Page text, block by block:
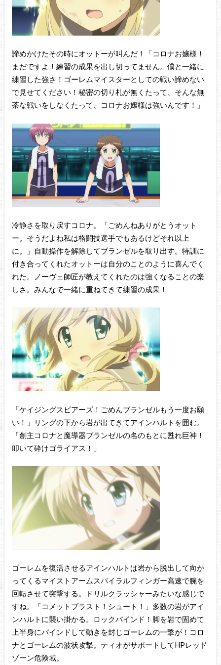
諦めかけたその時にオットーが叫んだ！「コロナお嬢様！
まだですよ！練習の成果を出し切ってません。僕と一緒に
練習した強さ！ゴーレムマイスターとしての戦い諦めない
で見せてください！秘密の切り札が無くたって、そんな無
茶な戦いをしなくたって、コロナお嬢様は強いんです！」
冷静さを取り戻すコロナ。「ごめんねありがとうオット
ー。そうだよね私は格闘技選手でもあるけどそれ以上
に。」自動操作を解除してブランゼルを取り出す。特訓に
付き合ってくれたオットーは自分のことのように喜んでく
れた。ノーヴェ師匠が教えてくれたのは強くなることの楽
しさ。みんなで一緒に重ねてきて練習の成果！
「ケイジングスピアーズ！ごめんブランゼルもう一度お願
い！」リングの下から岩が出てきてアインハルトを囲む。
「創主コロナと魔導器ブランゼルの名のもとに甦れ巨神！
叩いて砕けゴライアス！」
ゴーレムを復活させるアインハルトは岩から脱出して向か
ってくるマイストアームスパイラルフィンガー高速で腕を
回転させて突撃する。ドリルクラッシャーみたいな感じで
すね。「コメットブラスト！シュート！」多数の岩がアイ
ンハルトに襲い掛かる。ロックバインド！脚を岩で固めて
上半身にバインドして動きを封じゴーレムの一撃が！コロ
ナとゴーレムの波状攻撃。ティオがサポートしてHPレッド
ゾーン危険域。